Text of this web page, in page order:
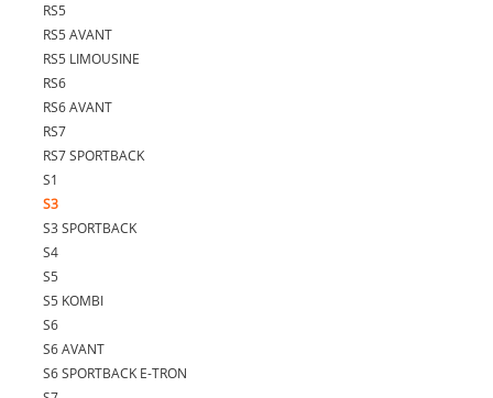
RS5
RS5 AVANT
RS5 LIMOUSINE
RS6
RS6 AVANT
RS7
RS7 SPORTBACK
S1
S3
S3 SPORTBACK
S4
S5
S5 KOMBI
S6
S6 AVANT
S6 SPORTBACK E-TRON